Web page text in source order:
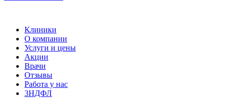
Клиники
О компании
Услуги и цены
Акции
Врачи
Отзывы
Работа у нас
3НДФЛ